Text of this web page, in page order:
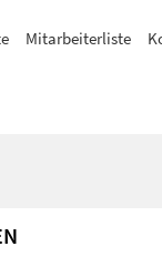
Mitarbeiterliste